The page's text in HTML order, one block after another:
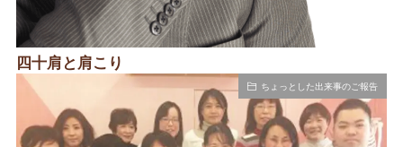
四十肩と肩こり
ちょっとした出来事のご報告